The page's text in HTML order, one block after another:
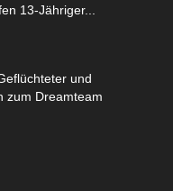
13-Jähriger...
und
zum Dreamteam